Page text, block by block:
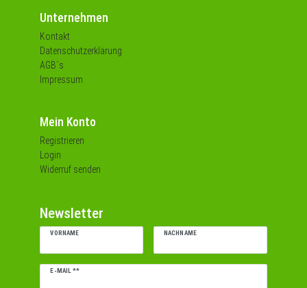
Unternehmen
Kontakt
Datenschutzerklärung
AGB´s
Impressum
Mein Konto
Registrieren
Login
Widerruf senden
Newsletter
VORNAME NACHNAME
E-MAIL **
Newsletter